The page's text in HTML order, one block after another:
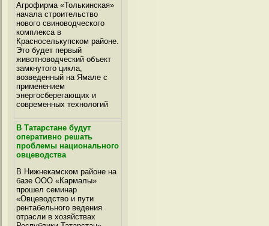
Агрофирма «Толькинская»
начала строительство
нового свиноводческого
комплекса в
Красноселькупском районе.
Это будет первый
животноводческий объект
замкнутого цикла,
возведенный на Ямале с
применением
энергосберегающих и
современных технологий
В Татарстане будут
оперативно решать
проблемы национального
овцеводства
В Нижнекамском районе на
базе ООО «Кармалы»
прошел семинар
«Овцеводство и пути
рентабельного ведения
отрасли в хозяйствах